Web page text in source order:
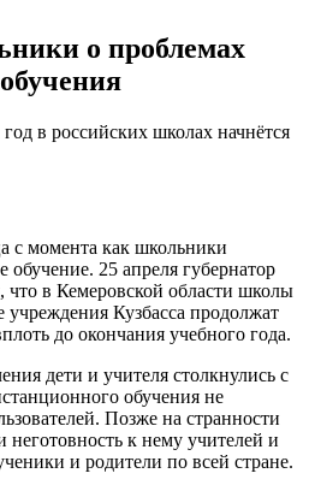
о проблемах
в российских школах начнётся
с момента как школьники
25 апреля губернатор
что в Кемеровской области школы
Кузбасса продолжат
до окончания учебного года.
дети и учителя столкнулись с
обучения не
Позже на странности
неготовность к нему учителей и
и родители по всей стране.